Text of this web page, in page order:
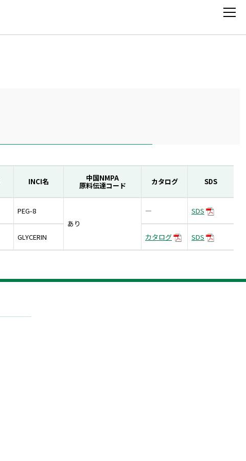
事業別製品
構造別製品
カタログ・SDS
技術情報
INCI名 中国NMPA
原料伝達コード カタログ SDS
PEG-8
あり
― SDS
GLYCERIN カタログ SDS